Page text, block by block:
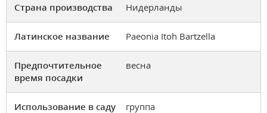
Страна производства Нидерланды
Латинское название Paeonia Itoh Bartzella
Предпочтительное
время посадки
весна
Использование в саду группа